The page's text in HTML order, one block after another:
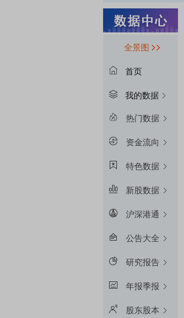
全景图
首页
我的数据
热门数据
资金流向
特色数据
新股数据
沪深港通
公告大全
研究报告
年报季报
股东股本